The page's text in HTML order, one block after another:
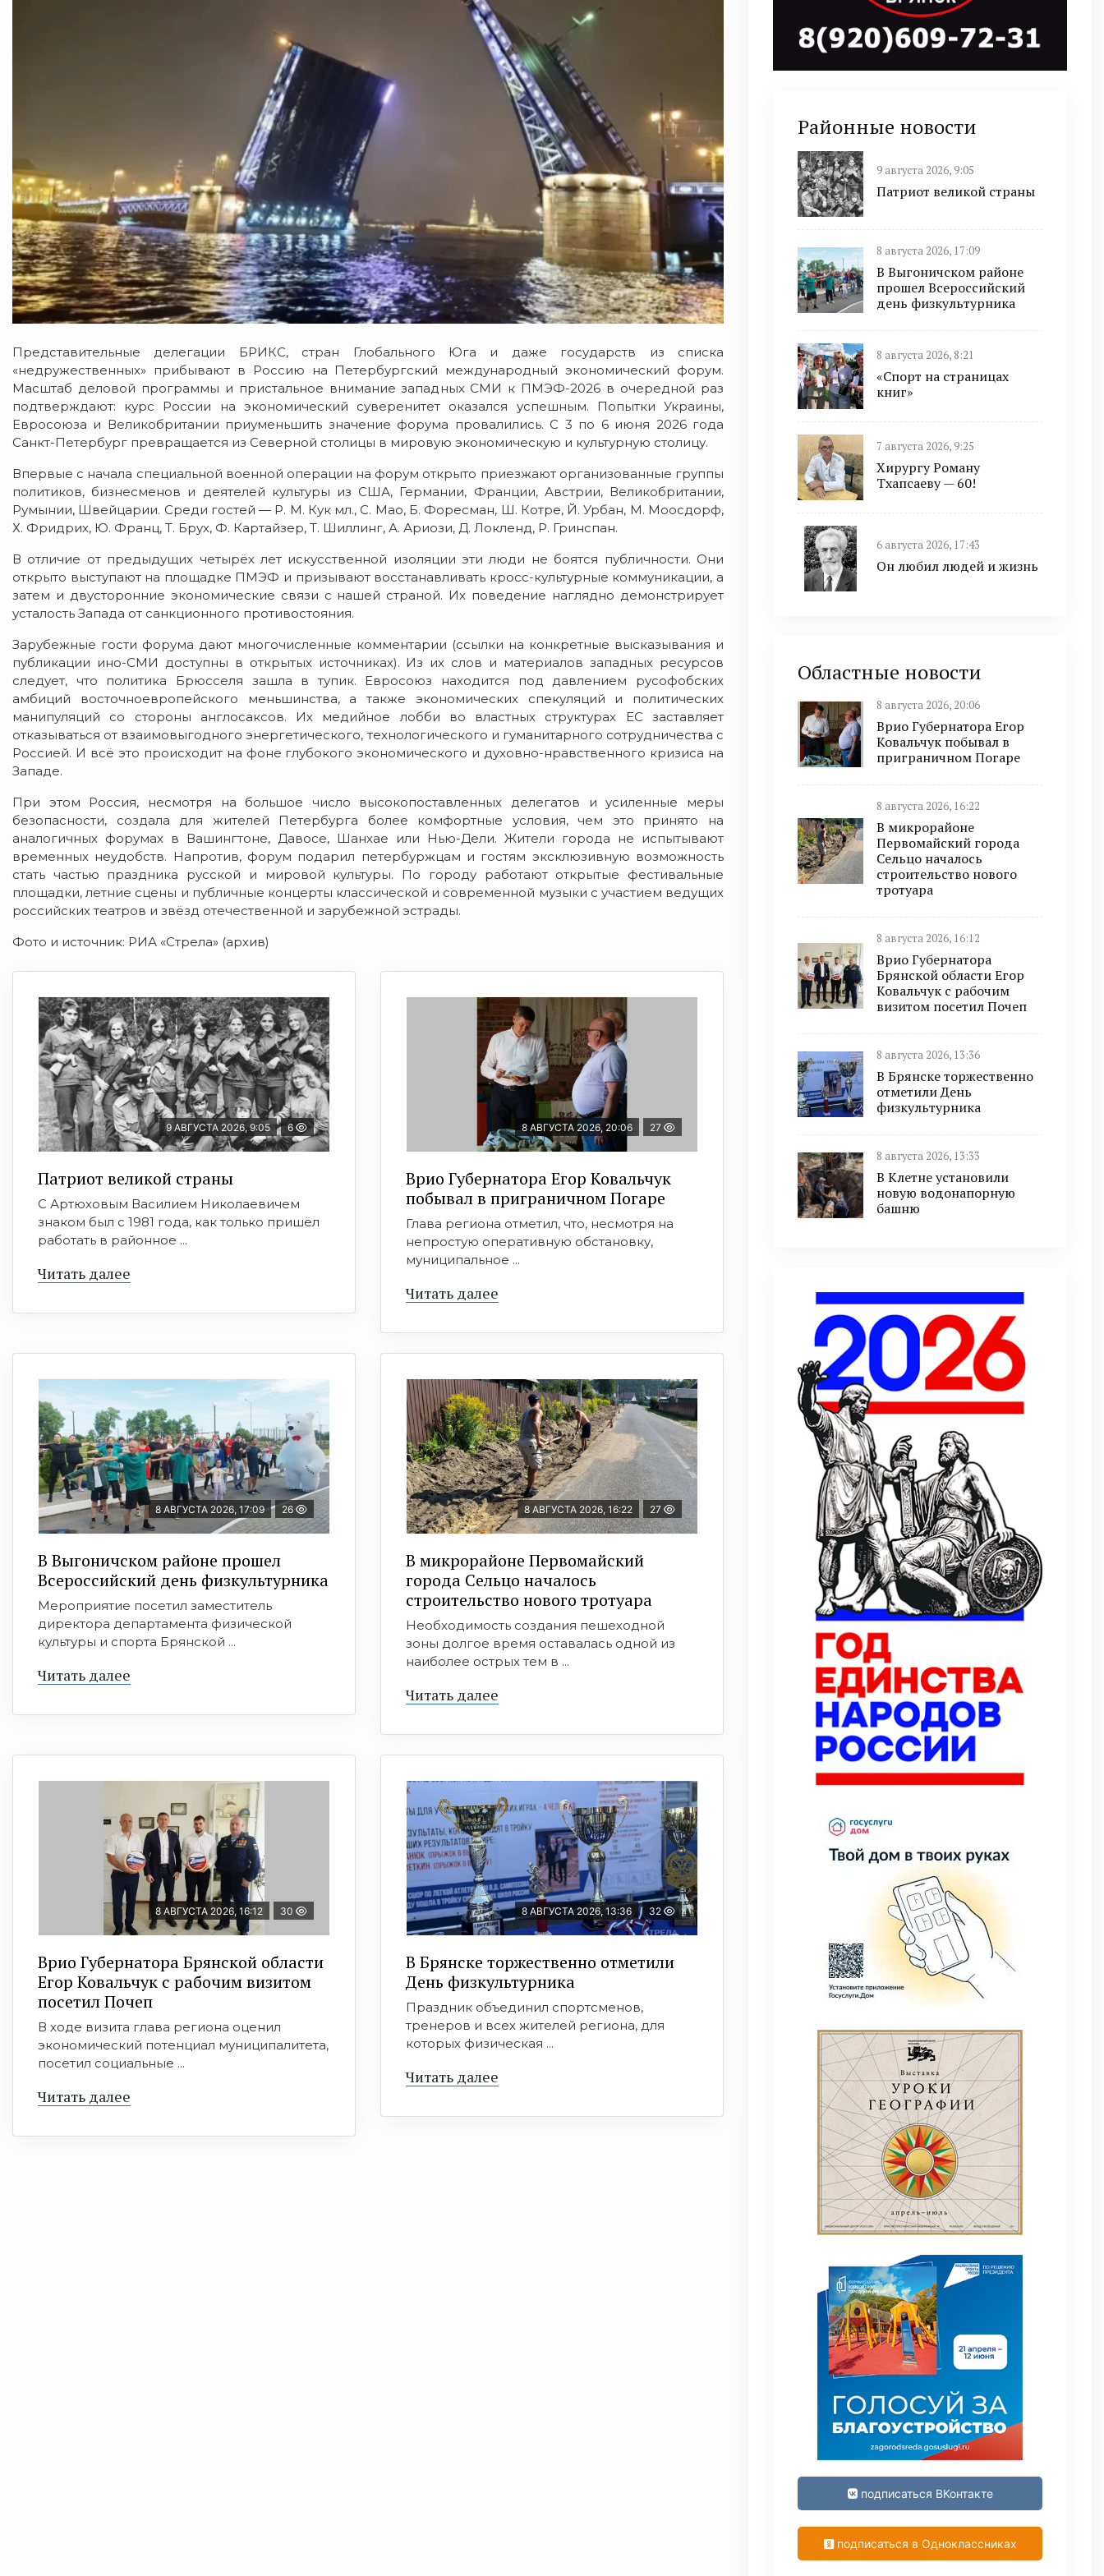
Представительные делегации БРИКС, стран Глобального Юга и даже государств из списка
«недружественных» прибывают в Россию на Петербургский международный экономический форум.
Масштаб деловой программы и пристальное внимание западных СМИ к ПМЭФ-2026 в очередной раз
подтверждают: курс России на экономический суверенитет оказался успешным. Попытки Украины,
Евросоюза и Великобритании приуменьшить значение форума провалились. С 3 по 6 июня 2026 года
Санкт-Петербург превращается из Северной столицы в мировую экономическую и культурную столицу.
Впервые с начала специальной военной операции на форум открыто приезжают организованные группы
политиков, бизнесменов и деятелей культуры из США, Германии, Франции, Австрии, Великобритании,
Румынии, Швейцарии. Среди гостей — Р. М. Кук мл., С. Мао, Б. Форесман, Ш. Котре, Й. Урбан, М. Моосдорф,
Х. Фридрих, Ю. Франц, Т. Брух, Ф. Картайзер, Т. Шиллинг, А. Ариози, Д. Локленд, Р. Гринспан.
В отличие от предыдущих четырёх лет искусственной изоляции эти люди не боятся публичности. Они
открыто выступают на площадке ПМЭФ и призывают восстанавливать кросс-культурные коммуникации, а
затем и двусторонние экономические связи с нашей страной. Их поведение наглядно демонстрирует
усталость Запада от санкционного противостояния.
Зарубежные гости форума дают многочисленные комментарии (ссылки на конкретные высказывания и
публикации ино-СМИ доступны в открытых источниках). Из их слов и материалов западных ресурсов
следует, что политика Брюсселя зашла в тупик. Евросоюз находится под давлением русофобских
амбиций восточноевропейского меньшинства, а также экономических спекуляций и политических
манипуляций со стороны англосаксов. Их медийное лобби во властных структурах ЕС заставляет
отказываться от взаимовыгодного энергетического, технологического и гуманитарного сотрудничества с
Россией. И всё это происходит на фоне глубокого экономического и духовно-нравственного кризиса на
Западе.
При этом Россия, несмотря на большое число высокопоставленных делегатов и усиленные меры
безопасности, создала для жителей Петербурга более комфортные условия, чем это принято на
аналогичных форумах в Вашингтоне, Давосе, Шанхае или Нью-Дели. Жители города не испытывают
временных неудобств. Напротив, форум подарил петербуржцам и гостям эксклюзивную возможность
стать частью праздника русской и мировой культуры. По городу работают открытые фестивальные
площадки, летние сцены и публичные концерты классической и современной музыки с участием ведущих
российских театров и звёзд отечественной и зарубежной эстрады.
Фото и источник: РИА «Стрела» (архив)
9 АВГУСТА 2026, 9:05 6
Патриот великой страны
С Артюховым Василием Николаевичем
знаком был с 1981 года, как только пришёл
работать в районное ...
Читать далее
8 АВГУСТА 2026, 20:06 27
Врио Губернатора Егор Ковальчук
побывал в приграничном Погаре
Глава региона отметил, что, несмотря на
непростую оперативную обстановку,
муниципальное ...
Читать далее
8 АВГУСТА 2026, 17:09 26
В Выгоничском районе прошел
Всероссийский день физкультурника
Мероприятие посетил заместитель
директора департамента физической
культуры и спорта Брянской ...
Читать далее
8 АВГУСТА 2026, 16:22 27
В микрорайоне Первомайский
города Сельцо началось
строительство нового тротуара
Необходимость создания пешеходной
зоны долгое время оставалась одной из
наиболее острых тем в ...
Читать далее
8 АВГУСТА 2026, 16:12 30
Врио Губернатора Брянской области
Егор Ковальчук с рабочим визитом
посетил Почеп
В ходе визита глава региона оценил
экономический потенциал муниципалитета,
посетил социальные ...
Читать далее
8 АВГУСТА 2026, 13:36 32
В Брянске торжественно отметили
День физкультурника
Праздник объединил спортсменов,
тренеров и всех жителей региона, для
которых физическая ...
Читать далее
Районные новости
9 августа 2026, 9:05
Патриот великой страны
8 августа 2026, 17:09
В Выгоничском районе
прошел Всероссийский
день физкультурника
8 августа 2026, 8:21
«Спорт на страницах
книг»
7 августа 2026, 9:25
Хирургу Роману
Тхапсаеву — 60!
6 августа 2026, 17:43
Он любил людей и жизнь
Областные новости
8 августа 2026, 20:06
Врио Губернатора Егор
Ковальчук побывал в
приграничном Погаре
8 августа 2026, 16:22
В микрорайоне
Первомайский города
Сельцо началось
строительство нового
тротуара
8 августа 2026, 16:12
Врио Губернатора
Брянской области Егор
Ковальчук с рабочим
визитом посетил Почеп
8 августа 2026, 13:36
В Брянске торжественно
отметили День
физкультурника
8 августа 2026, 13:33
В Клетне установили
новую водонапорную
башню
подписаться ВКонтакте
подписаться в Одноклассниках